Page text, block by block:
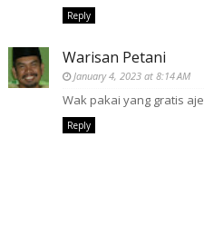
Reply
Warisan Petani
January 4, 2023 at 8:14 AM
Wak pakai yang gratis aje
Reply